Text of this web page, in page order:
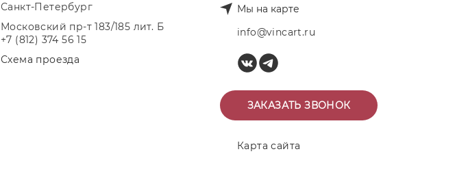
Санкт-Петербург
Московский пр-т 183/185 лит. Б
+7 (812) 374 56 15
Схема проезда
Мы на карте
info@vincart.ru
ЗАКАЗАТЬ ЗВОНОК
Карта сайта